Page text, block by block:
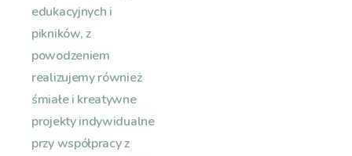
edukacyjnych i
pikników, z
powodzeniem
realizujemy również
śmiałe i kreatywne
projekty indywidualne
przy współpracy z